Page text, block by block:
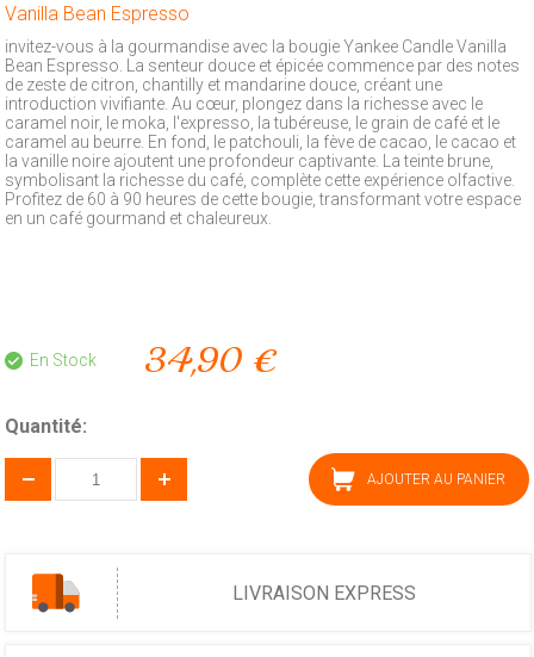
Vanilla Bean Espresso
invitez-vous à la gourmandise avec la bougie Yankee Candle Vanilla
Bean Espresso. La senteur douce et épicée commence par des notes
de zeste de citron, chantilly et mandarine douce, créant une
introduction vivifiante. Au cœur, plongez dans la richesse avec le
caramel noir, le moka, l'expresso, la tubéreuse, le grain de café et le
caramel au beurre. En fond, le patchouli, la fève de cacao, le cacao et
la vanille noire ajoutent une profondeur captivante. La teinte brune,
symbolisant la richesse du café, complète cette expérience olfactive.
Profitez de 60 à 90 heures de cette bougie, transformant votre espace
en un café gourmand et chaleureux.
En Stock 34,90 €
Quantité:
AJOUTER AU PANIER
LIVRAISON EXPRESS